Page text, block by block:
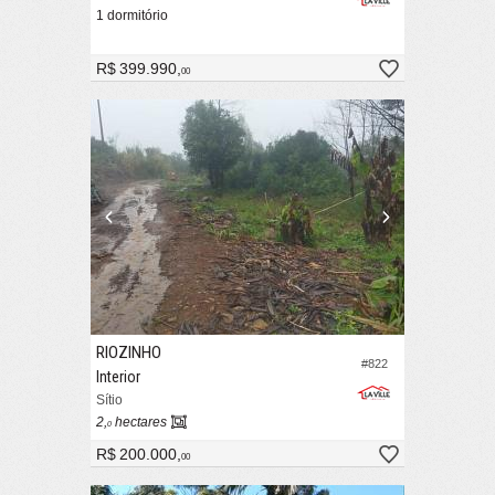
1 dormitório
R$ 399.990,00
#822
RIOZINHO
Interior
Sítio
2,0 hectares
R$ 200.000,00